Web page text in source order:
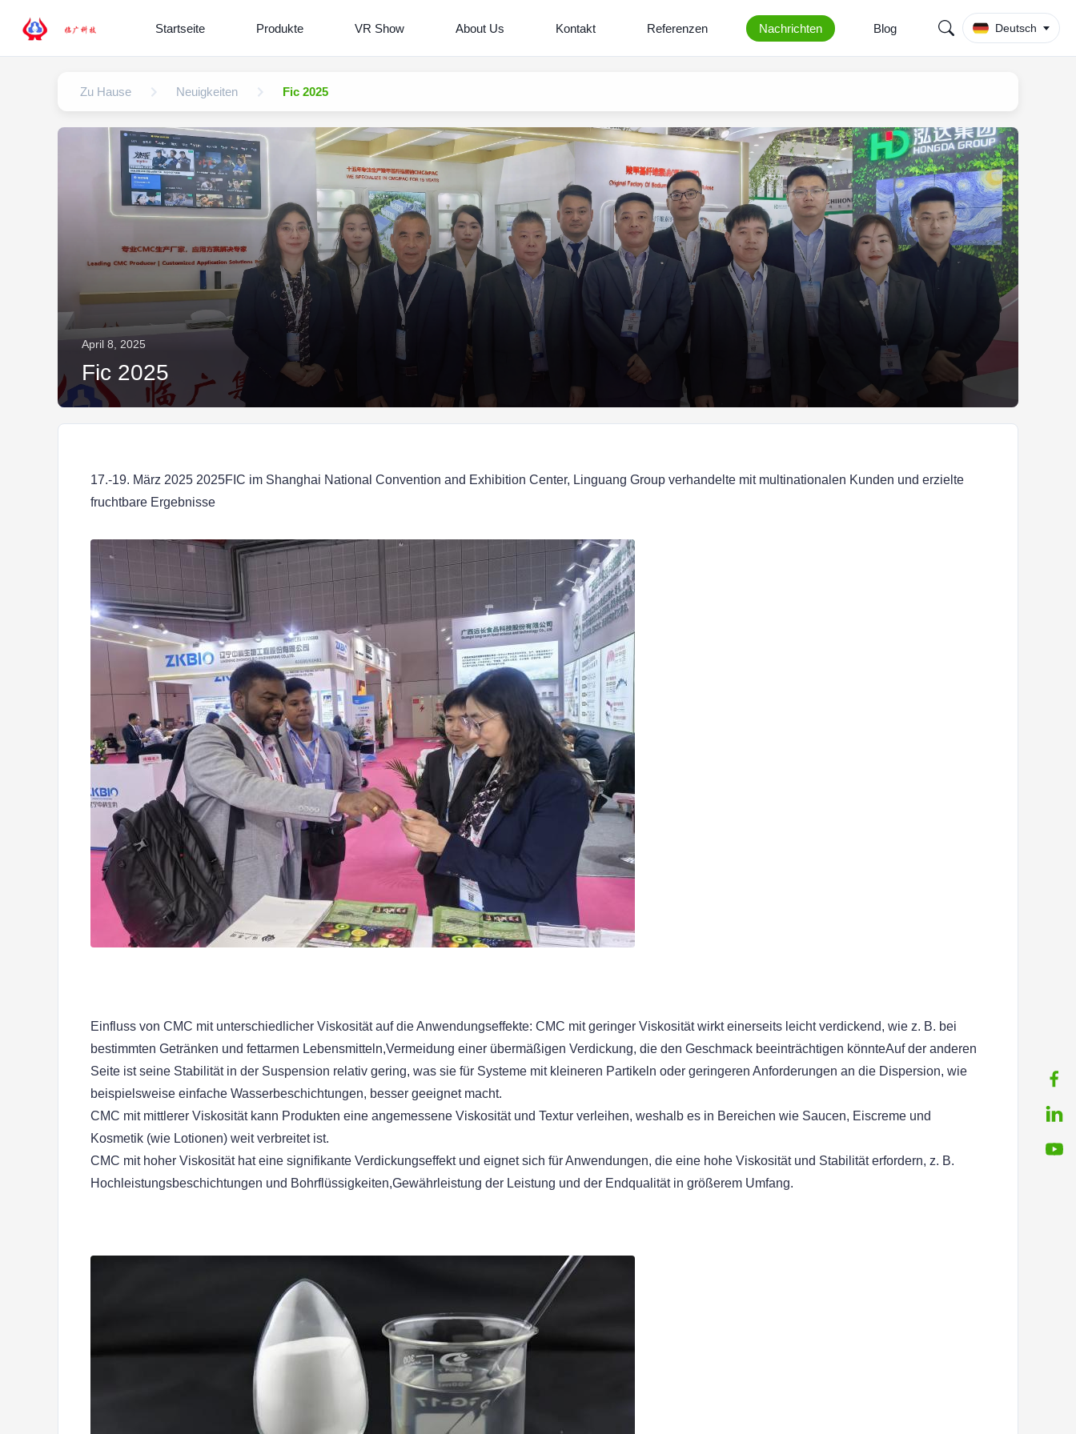
Startseite Produkte VR Show About Us Kontakt Referenzen Nachrichten Blog Deutsch
Zu Hause Neuigkeiten Fic 2025
April 8, 2025
Fic 2025
17.-19. März 2025 2025FIC im Shanghai National Convention and Exhibition Center, Linguang Group verhandelte mit multinationalen Kunden und erzielte
fruchtbare Ergebnisse
Einfluss von CMC mit unterschiedlicher Viskosität auf die Anwendungseffekte: CMC mit geringer Viskosität wirkt einerseits leicht verdickend, wie z. B. bei
bestimmten Getränken und fettarmen Lebensmitteln,Vermeidung einer übermäßigen Verdickung, die den Geschmack beeinträchtigen könnteAuf der anderen
Seite ist seine Stabilität in der Suspension relativ gering, was sie für Systeme mit kleineren Partikeln oder geringeren Anforderungen an die Dispersion, wie
beispielsweise einfache Wasserbeschichtungen, besser geeignet macht.
CMC mit mittlerer Viskosität kann Produkten eine angemessene Viskosität und Textur verleihen, weshalb es in Bereichen wie Saucen, Eiscreme und
Kosmetik (wie Lotionen) weit verbreitet ist.
CMC mit hoher Viskosität hat eine signifikante Verdickungseffekt und eignet sich für Anwendungen, die eine hohe Viskosität und Stabilität erfordern, z. B.
Hochleistungsbeschichtungen und Bohrflüssigkeiten,Gewährleistung der Leistung und der Endqualität in größerem Umfang.